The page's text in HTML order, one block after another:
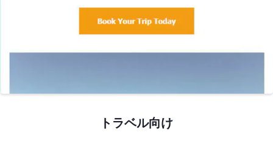
トラベル向け
プレビュー